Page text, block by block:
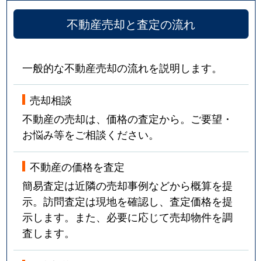
不動産売却と査定の流れ
一般的な不動産売却の流れを説明します。
売却相談
不動産の売却は、価格の査定から。ご要望・
お悩み等をご相談ください。
不動産の価格を査定
簡易査定は近隣の売却事例などから概算を提
示。訪問査定は現地を確認し、査定価格を提
示します。また、必要に応じて売却物件を調
査します。